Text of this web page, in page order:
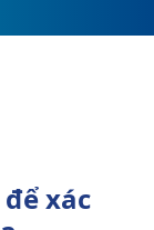
xác